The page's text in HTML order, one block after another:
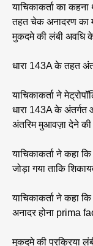
याचिकाकर्ता का
तहत चेक अनादरण का
मुकदमे की लंबी अवधि
धारा 143A के तहत
याचिकाकर्ता ने
धारा 143A के
अंतरिम मुआवज़ा देने की
याचिकाकर्ता ने कहा
जोड़ा गया ताकि
याचिकाकर्ता ने कहा
अनादर होना prima
मुकदमे की प्रक्रिया